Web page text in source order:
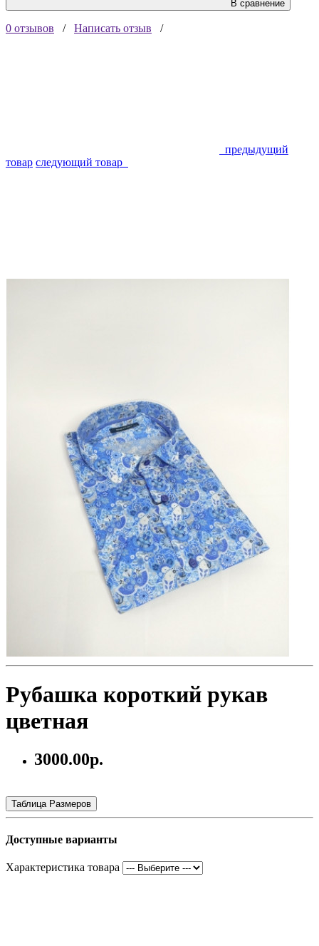
В сравнение
0 отзывов / Написать отзыв /
предыдущий
товар следующий товар
Рубашка короткий рукав
цветная
3000.00р.
Таблица Размеров
Доступные варианты
Характеристика товара